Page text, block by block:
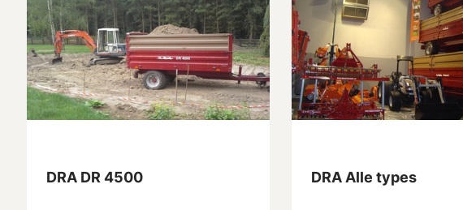
DRA DR 4500 DRA Alle types